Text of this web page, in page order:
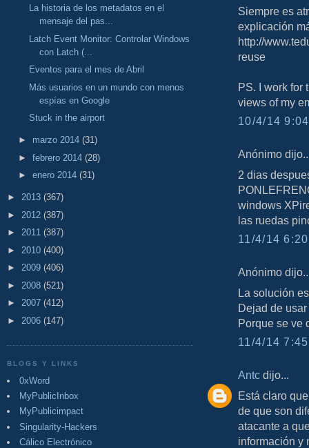
La historia de los metadatos en el
mensaje del pas...
Latch Event Monitor: Controlar Windows
con Latch (...
Eventos para el mes de Abril
Más usuarios en un mundo con menos
espías en Google
Stuck in the airport
► marzo 2014 (31)
► febrero 2014 (28)
► enero 2014 (31)
► 2013 (367)
► 2012 (387)
► 2011 (387)
► 2010 (400)
► 2009 (406)
► 2008 (521)
► 2007 (412)
► 2006 (147)
BLOGS Y LINKS
0xWord
MyPublicInbox
MyPublicimpact
Singularity-Hackers
Cálico Electrónico
Siempre es
explicación
http://
reuse
PS. I work for
views of my
10/4/14
Anónimo
2 dias
windows
las ruedas
11/4/14
Anónimo
La solución
Dejad de
Porque se ve
11/4/14
Antc dijo...
Está claro
de que son
atacante a
información y